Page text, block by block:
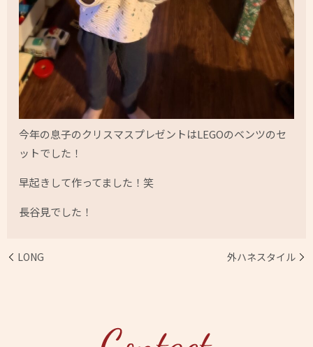
今年の息子のクリスマスプレゼントはLEGOのベンツのセ
ットでした！
早起きして作ってました！笑
長谷見でした！
LONG 外ハネスタイル